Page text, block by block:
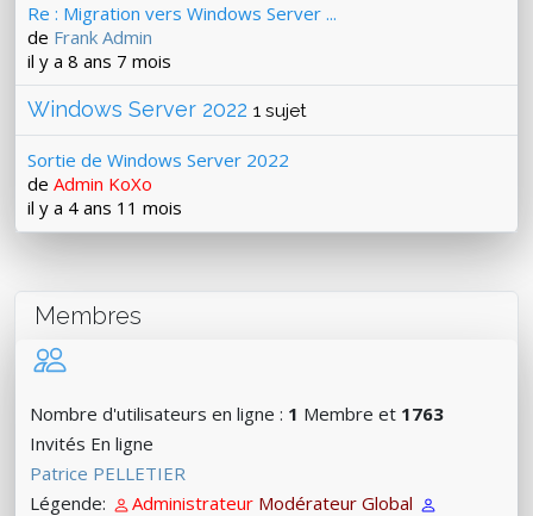
Re : Migration vers Windows Server ...
de Frank Admin
il y a 8 ans 7 mois
Windows Server 2022 1 sujet
Sortie de Windows Server 2022
de Admin KoXo
il y a 4 ans 11 mois
Membres
Nombre d'utilisateurs en ligne : 1 Membre et 1763
Invités En ligne
Patrice PELLETIER
Légende:
Administrateur Modérateur Global